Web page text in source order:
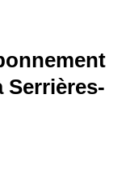
Serrières-